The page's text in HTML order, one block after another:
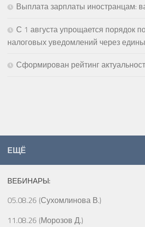
Выплата зарплаты иностранцам:
С 1 августа упрощается порядок
налоговых уведомлений через
Сформирован рейтинг
ЕЩЁ
ВЕБИНАРЫ:
05.08.26 (Сухомлинова В.)
11.08.26 (Морозов Д.)